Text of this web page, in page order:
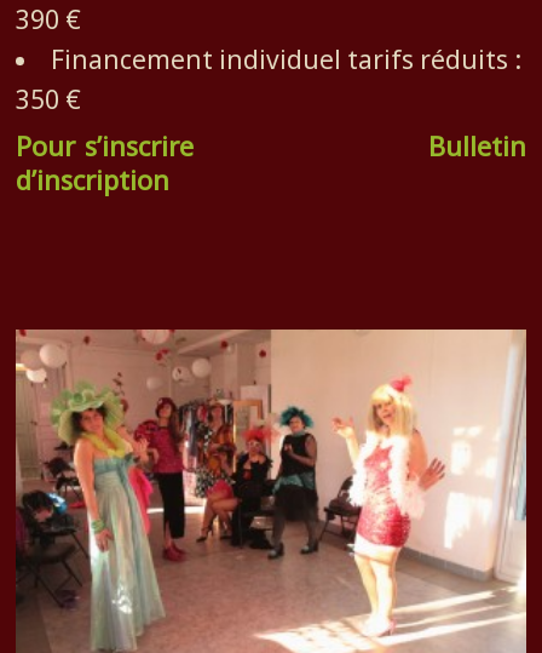
390 €
Financement individuel tarifs réduits :
350 €
Pour s’inscrire
Bulletin
d’inscription